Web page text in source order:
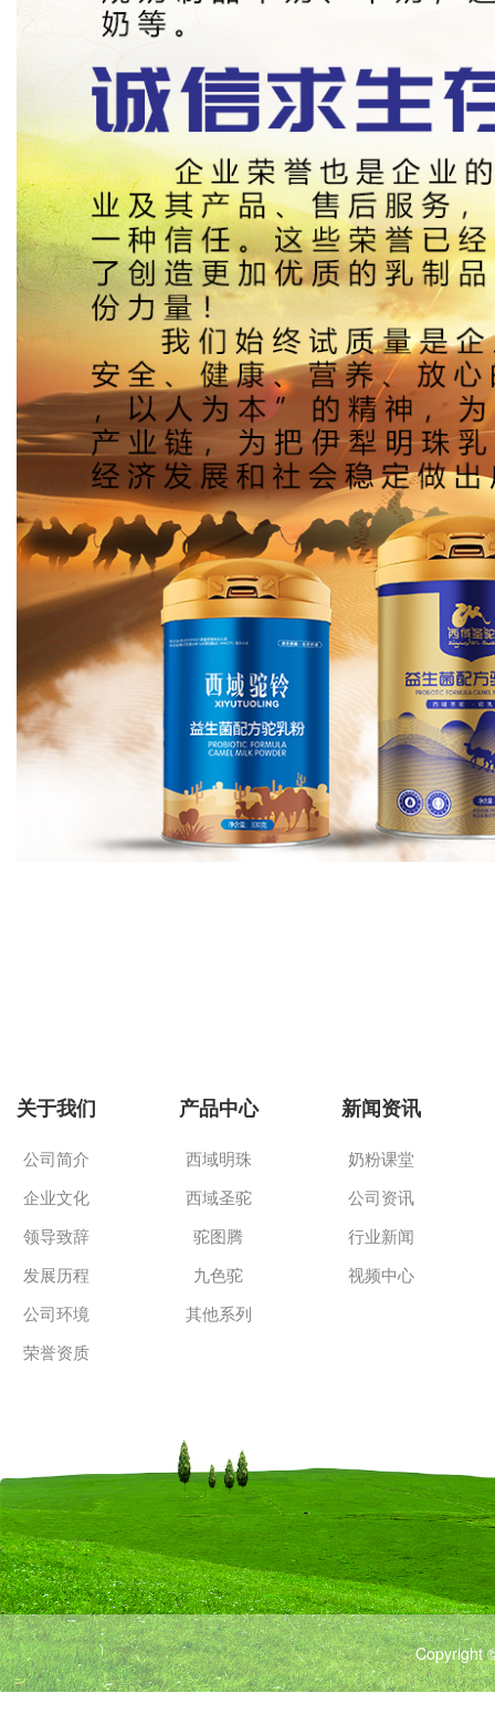
关于我们
公司简介
企业文化
领导致辞
发展历程
公司环境
荣誉资质
产品中心
西域明珠
西域圣驼
驼图腾
九色驼
其他系列
新闻资讯
奶粉课堂
公司资讯
行业新闻
视频中心
Copyright